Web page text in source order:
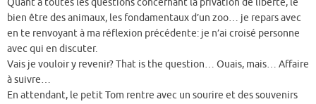
Quant à toutes les questions concernant la privation de liberté, le
bien être des animaux, les fondamentaux d’un zoo… je repars avec
en te renvoyant à ma réflexion précédente: je n’ai croisé personne
avec qui en discuter.
Vais je vouloir y revenir? That is the question… Ouais, mais… Affaire
à suivre…
En attendant, le petit Tom rentre avec un sourire et des souvenirs